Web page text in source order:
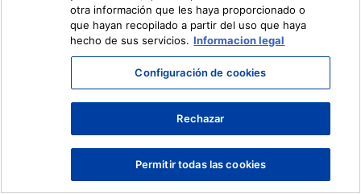
otra información que les haya proporcionado o
que hayan recopilado a partir del uso que haya
hecho de sus servicios. Informacion legal
Configuración de cookies
Rechazar
Permitir todas las cookies